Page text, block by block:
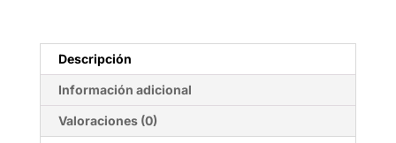
Descripción
Información adicional
Valoraciones (0)